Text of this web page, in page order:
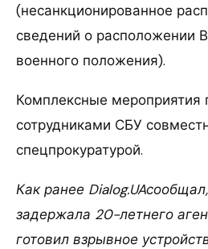
(несанкционированное
сведений о расположении
военного положения).
Комплексные мероприятия
сотрудниками СБУ
спецпрокуратурой.
Как ранее
задержала 20-летнего
готовил взрывное